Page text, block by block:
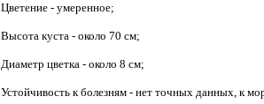
Цветение - умеренное;
Высота куста - около 70 см;
Диаметр цветка - около 8 см;
Устойчивость к болезням - нет точных данных, к